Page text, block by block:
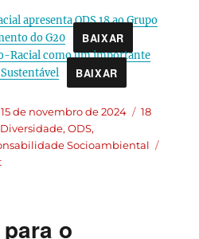
apresenta ODS 18 ao Grupo
do G20
BAIXAR
Racial como um importante
BAIXAR
15 de novembro de 2024
18
Diversidade,ODS,
Socioambiental
o